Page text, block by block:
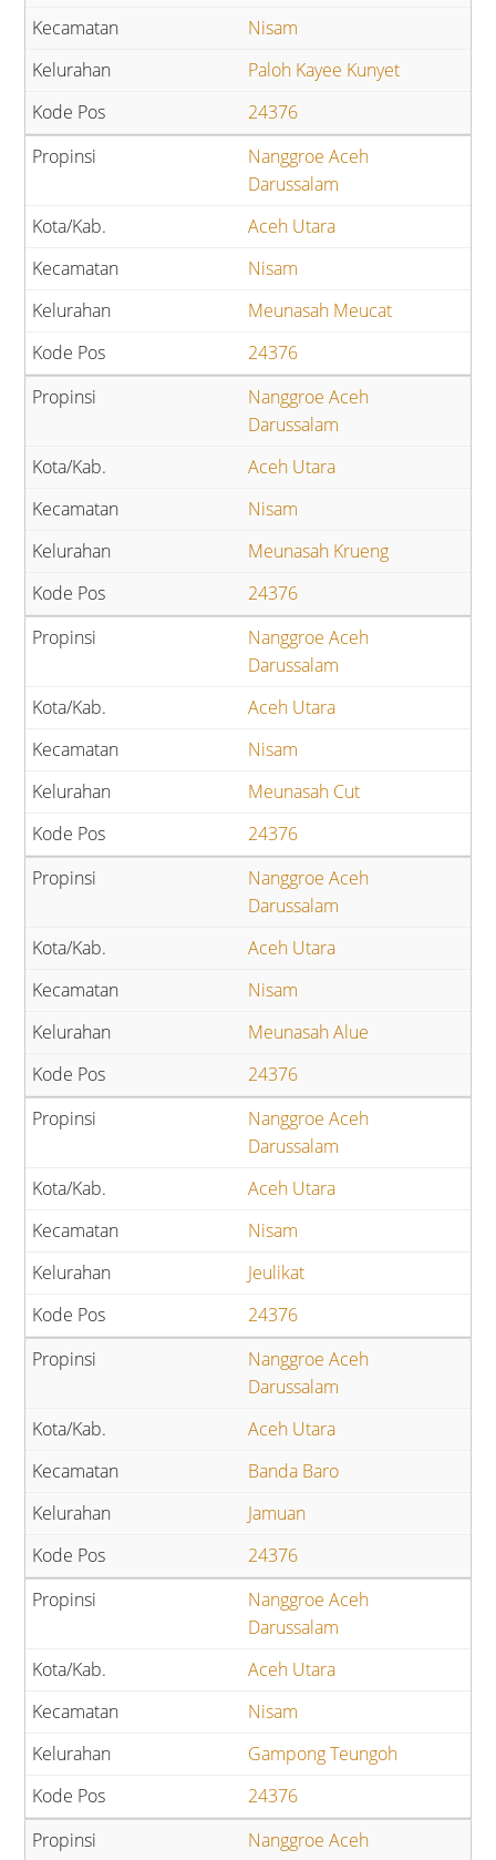
Nisam
Paloh Kayee Kunyet
24376
Nanggroe Aceh
Darussalam
Aceh Utara
Nisam
Meunasah Meucat
24376
Nanggroe Aceh
Darussalam
Aceh Utara
Nisam
Meunasah Krueng
24376
Nanggroe Aceh
Darussalam
Aceh Utara
Nisam
Meunasah Cut
24376
Nanggroe Aceh
Darussalam
Aceh Utara
Nisam
Meunasah Alue
24376
Nanggroe Aceh
Darussalam
Aceh Utara
Nisam
Jeulikat
24376
Nanggroe Aceh
Darussalam
Aceh Utara
Banda Baro
Jamuan
24376
Nanggroe Aceh
Darussalam
Aceh Utara
Nisam
Gampong Teungoh
24376
Nanggroe Aceh